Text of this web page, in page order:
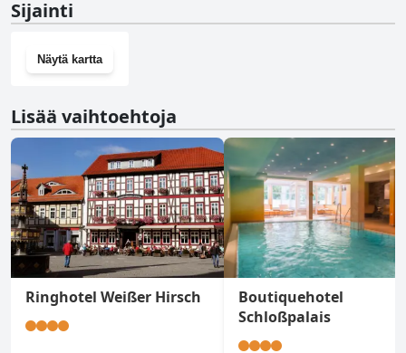
Sijainti
Näytä kartta
Lisää vaihtoehtoja
Ringhotel Weißer Hirsch
Boutiquehotel
Schloßpalais